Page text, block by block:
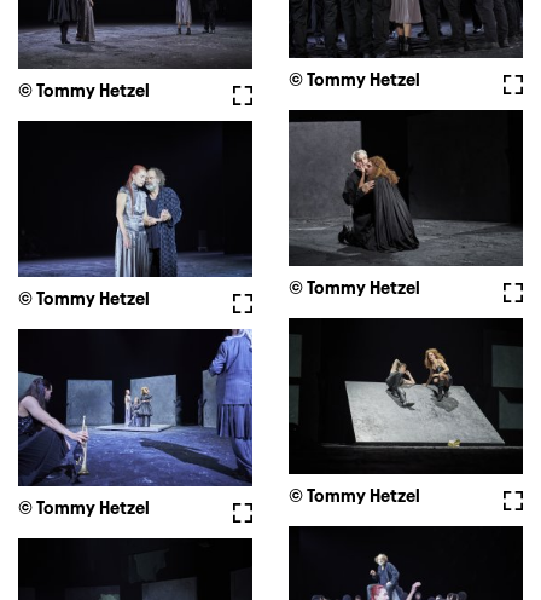
© Tommy Hetzel
Fullscreen
© Tommy Hetzel
© Tommy Hetzel
Fullscreen
© Tommy Hetzel
© Tommy Hetzel
Fullscreen
© Tommy Hetzel